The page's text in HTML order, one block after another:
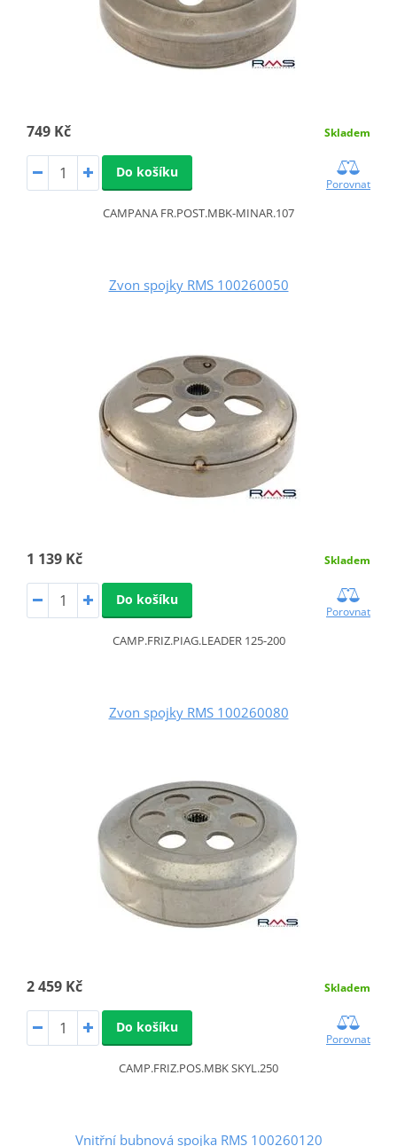
749 Kč Skladem
Do košíku
Porovnat
CAMPANA FR.POST.MBK-MINAR.107
Zvon spojky RMS 100260050
1 139 Kč Skladem
Do košíku
Porovnat
CAMP.FRIZ.PIAG.LEADER 125-200
Zvon spojky RMS 100260080
2 459 Kč Skladem
Do košíku
Porovnat
CAMP.FRIZ.POS.MBK SKYL.250
Vnitřní bubnová spojka RMS 100260120